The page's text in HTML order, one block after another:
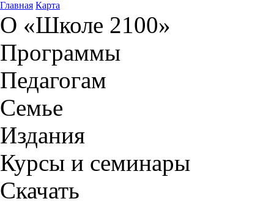
Главная Карта
О «Школе 2100»
Программы
Педагогам
Семье
Издания
Курсы и семинары
Скачать